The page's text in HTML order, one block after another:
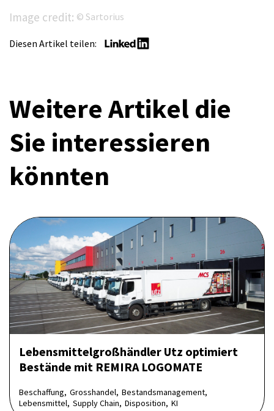
Image credit: © Sartorius
Diesen Artikel teilen:
Weitere Artikel die
Sie interessieren
könnten
Lebensmittel­großhändler Utz optimiert
Bestände mit REMIRA LOGOMATE
Beschaffung, Grosshandel, Bestandsmanagement,
Lebensmittel, Supply Chain, Disposition, KI